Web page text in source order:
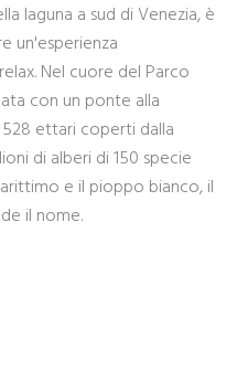
laguna a sud di Venezia, è
un'esperienza
Nel cuore del Parco
con un ponte alla
ettari coperti dalla
di alberi di 150 specie
e il pioppo bianco, il
il nome.